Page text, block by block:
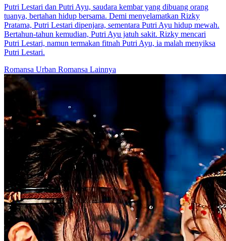
Putri Lestari dan Putri Ayu, saudara kembar yang dibuang orang
tuanya, bertahan hidup bersama. Demi menyelamatkan Rizky
Pratama, Putri Lestari dipenjara, sementara Putri Ayu hidup mewah.
Bertahun-tahun kemudian, Putri Ayu jatuh sakit. Rizky mencari
Putri Lestari, namun termakan fitnah Putri Ayu, ia malah menyiksa
Putri Lestari.
Romansa Urban Romansa Lainnya